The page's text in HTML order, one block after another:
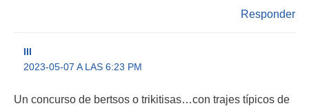
Responder
2023-05-07 A LAS 6:23 PM
Un concurso de bertsos o trikitisas…con trajes típicos de